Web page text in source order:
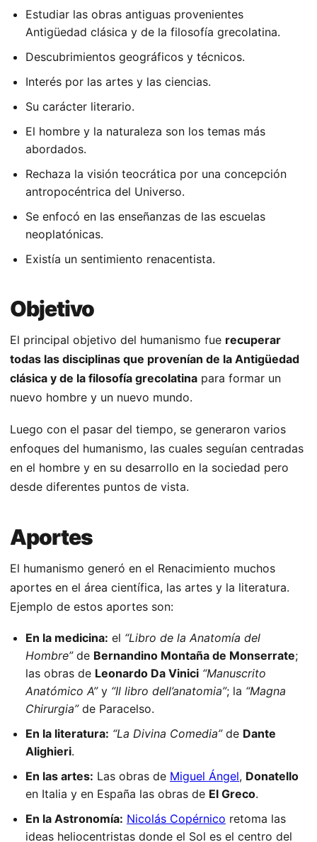
Estudiar las obras antiguas provenientes
Antigüedad clásica y de la filosofía grecolatina.
Descubrimientos geográficos y técnicos.
Interés por las artes y las ciencias.
Su carácter literario.
El hombre y la naturaleza son los temas más
abordados.
Rechaza la visión teocrática por una concepción
antropocéntrica del Universo.
Se enfocó en las enseñanzas de las escuelas
neoplatónicas.
Existía un sentimiento renacentista.
Objetivo
El principal objetivo del humanismo fue recuperar
todas las disciplinas que provenían de la Antigüedad
clásica y de la filosofía grecolatina para formar un
nuevo hombre y un nuevo mundo.
Luego con el pasar del tiempo, se generaron varios
enfoques del humanismo, las cuales seguían centradas
en el hombre y en su desarrollo en la sociedad pero
desde diferentes puntos de vista.
Aportes
El humanismo generó en el Renacimiento muchos
aportes en el área científica, las artes y la literatura.
Ejemplo de estos aportes son:
En la medicina: el “Libro de la Anatomía del
Hombre”de Bernandino Montaña de Monserrate;
las obras de Leonardo Da Vinici “Manuscrito
Anatómico A”y “Il libro dell’anatomia”; la “Magna
Chirurgia”de Paracelso.
En la literatura: “La Divina Comedia”de Dante
Alighieri.
En las artes: Las obras de Miguel Ángel, Donatello
en Italia y en España las obras de El Greco.
En la Astronomía: Nicolás Copérnico retoma las
ideas heliocentristas donde el Sol es el centro del